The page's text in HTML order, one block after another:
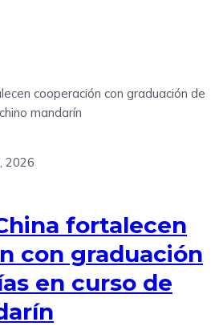
2026
fortalecen
con graduación
en curso de